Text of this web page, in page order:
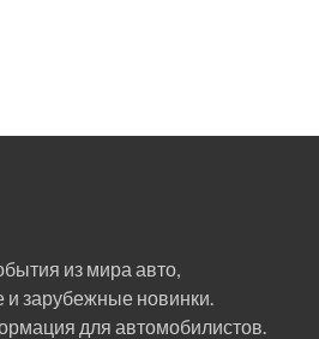
из мира авто,
и зарубежные новинки.
для автомобилистов.